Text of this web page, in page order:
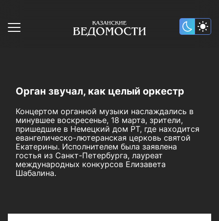
Орган звучал, как целый оркестр
Концертом органной музыки наслаждались в
минувшее воскресенье, 18 марта, зрители,
пришедшие в Немецкий дом РТ, где находится
евангелическо-лютеранская церковь святой
Екатерины. Исполнителем была заявлена
гостья из Санкт-Петербурга, лауреат
международных конкурсов Елизавета
Шабалина.